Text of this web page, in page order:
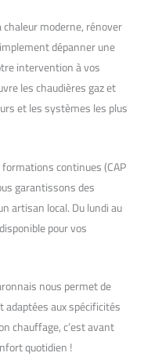
moderne, rénover
dépanner une
intervention à vos
les chaudières gaz et
et les systèmes les plus
continues (CAP
garantissons des
artisan local. Du lundi au
pour vos
nous permet de
aux spécificités
chauffage, c’est avant
quotidien !